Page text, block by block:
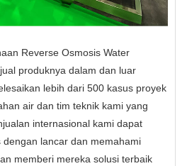
Reverse Osmosis Water
produknya dalam dan luar
lebih dari 500 kasus proyek
air dan tim teknik kami yang
internasional kami dapat
lancar dan memahami
memberi mereka solusi terbaik